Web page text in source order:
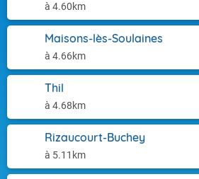
à 4.60km
Maisons-lès-Soulaines
à 4.66km
Thil
à 4.68km
Rizaucourt-Buchey
à 5.11km